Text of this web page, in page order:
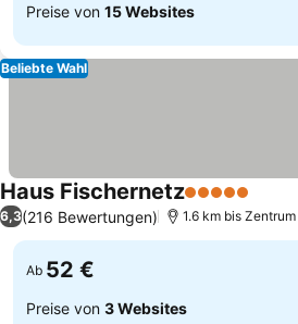
Preise von 15 Websites
Beliebte Wahl
Haus Fischernetz5 Sterne
6,3(216 Bewertungen) 1.6 km bis Zentrum
Ab 52 €
Preise von 3 Websites